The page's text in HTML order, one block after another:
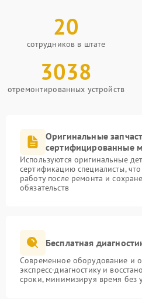
20
сотрудников в штате
3038
отремонтированных устройств
Оригинальные
сертифицированные
Используются оригинальные
сертификацию специалисты,
работу после ремонта и
обязательств
Бесплатная
Современное оборудование и
экспресс-диагностику и
сроки, минимизируя время без